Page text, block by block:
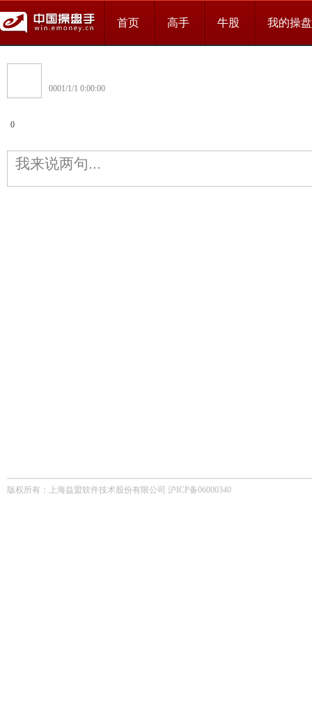
首页 高手 牛股 我的操
0001/1/1 0:00:00
0
版权所有：上海益盟软件技术股份有限公司 沪ICP备06000340